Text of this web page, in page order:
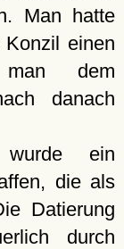
Man hatte
einen
dem
danach
ein
die als
Datierung
durch